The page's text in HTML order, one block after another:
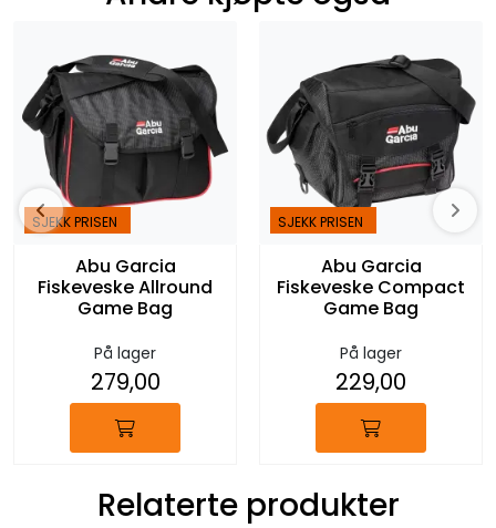
SJEKK PRISEN
Abu Garcia
Fiskeveske Allround
Game Bag
På lager
279,00
SJEKK PRISEN
Abu Garcia
Fiskeveske Compact
Game Bag
På lager
229,00
Relaterte produkter